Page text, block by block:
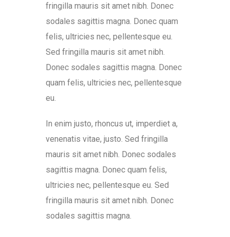
fringilla mauris sit amet nibh. Donec
sodales sagittis magna. Donec quam
felis, ultricies nec, pellentesque eu.
Sed fringilla mauris sit amet nibh.
Donec sodales sagittis magna. Donec
quam felis, ultricies nec, pellentesque
eu.
In enim justo, rhoncus ut, imperdiet a,
venenatis vitae, justo. Sed fringilla
mauris sit amet nibh. Donec sodales
sagittis magna. Donec quam felis,
ultricies nec, pellentesque eu. Sed
fringilla mauris sit amet nibh. Donec
sodales sagittis magna.